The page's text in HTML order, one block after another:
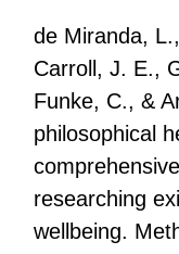
de Miranda,
Carroll, J. E.,
Funke, C., &
philosophical
researching
wellbeing.